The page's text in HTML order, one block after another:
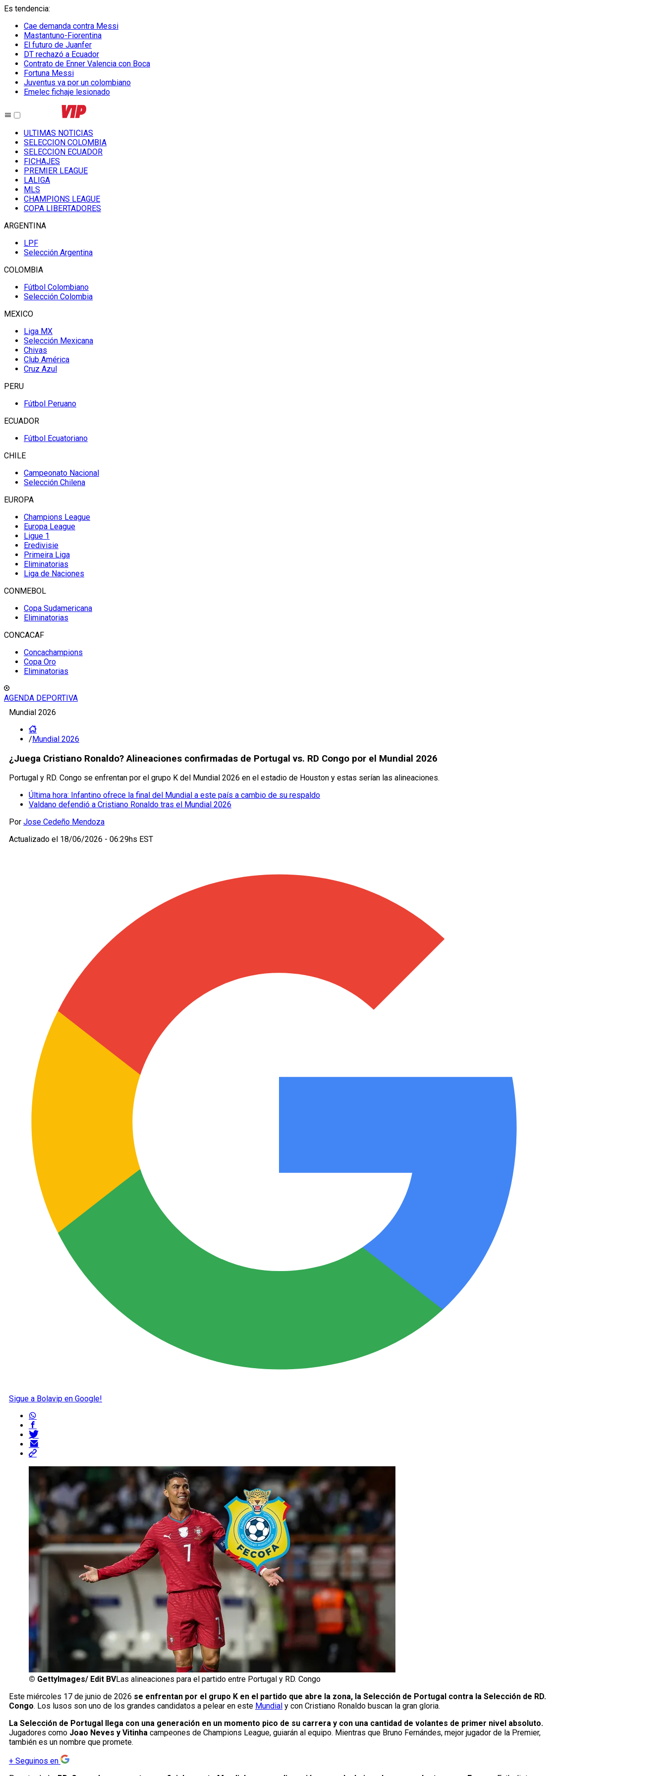
Es tendencia:
Cae demanda contra Messi
Mastantuno-Fiorentina
El futuro de Juanfer
DT rechazó a Ecuador
Contrato de Enner Valencia con Boca
Fortuna Messi
Juventus va por un colombiano
Emelec fichaje lesionado
ULTIMAS NOTICIAS
SELECCION COLOMBIA
SELECCION ECUADOR
FICHAJES
PREMIER LEAGUE
LALIGA
MLS
CHAMPIONS LEAGUE
COPA LIBERTADORES
ARGENTINA
LPF
Selección Argentina
COLOMBIA
Fútbol Colombiano
Selección Colombia
MEXICO
Liga MX
Selección Mexicana
Chivas
Club América
Cruz Azul
PERU
Fútbol Peruano
ECUADOR
Fútbol Ecuatoriano
CHILE
Campeonato Nacional
Selección Chilena
EUROPA
Champions League
Europa League
Ligue 1
Eredivisie
Primeira Liga
Eliminatorias
Liga de Naciones
CONMEBOL
Copa Sudamericana
Eliminatorias
CONCACAF
Concachampions
Copa Oro
Eliminatorias
AGENDA DEPORTIVA
Mundial 2026
/Mundial 2026
¿Juega Cristiano Ronaldo? Alineaciones confirmadas de Portugal vs. RD Congo por el Mundial 2026
Portugal y RD. Congo se enfrentan por el grupo K del Mundial 2026 en el estadio de Houston y estas serían las alineaciones.
Última hora: Infantino ofrece la final del Mundial a este país a cambio de su respaldo
Valdano defendió a Cristiano Ronaldo tras el Mundial 2026
Por Jose Cedeño Mendoza
Actualizado el 18/06/2026 - 06:29hs EST
Sigue a Bolavip en Google!
© GettyImages/ Edit BVLas alineaciones para el partido entre Portugal y RD. Congo
Este miércoles 17 de junio de 2026 se enfrentan por el grupo K en el partido que abre la zona, la Selección de Portugal contra la Selección de RD.
Congo. Los lusos son uno de los grandes candidatos a pelear en este Mundial y con Cristiano Ronaldo buscan la gran gloria.
La Selección de Portugal llega con una generación en un momento pico de su carrera y con una cantidad de volantes de primer nivel absoluto.
Jugadores como Joao Neves y Vitinha campeones de Champions League, guiarán al equipo. Mientras que Bruno Fernándes, mejor jugador de la Premier,
también es un nombre que promete.
+ Seguinos en